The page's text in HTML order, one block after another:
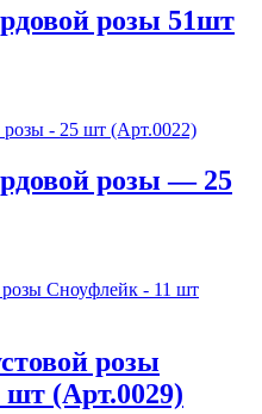
розы 51шт
розы — 25
розы
(Арт.0029)